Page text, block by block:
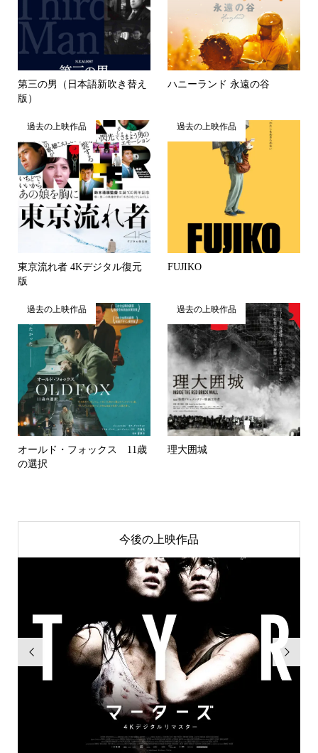
第三の男（日本語新吹き替え
版）
ハニーランド 永遠の谷
過去の上映作品
東京流れ者 4Kデジタル復元
版
過去の上映作品
FUJIKO
過去の上映作品
オールド・フォックス 11歳
の選択
過去の上映作品
理大囲城
今後の上映作品
 